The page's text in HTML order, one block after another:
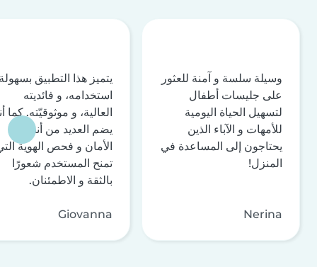
وسيلة سلسة و آمنة للعثور
على جليسات أطفال
لتسهيل الحياة اليومية
للأمهات و الآباء الذين
يحتاجون إلى المساعدة في
المنزل!
Nerina
يتميز هذا التطبيق
استخدامه، و فائديته
العالية، و موثوقيّته. كما
يضم العديد من أنظمة
الأمان و فحص الهوية
تمنح المستخدم شعورًا
بالثقة و الاطمئنان.
Giovanna